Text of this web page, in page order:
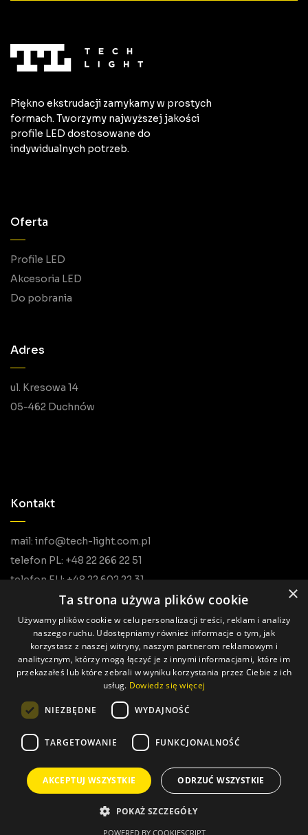
Piękno ekstrudacji zamykamy w prostych
formach. Tworzymy najwyższej jakości
profile LED dostosowane do
indywidualnych potrzeb.
Oferta
Profile LED
Akcesoria LED
Do pobrania
Adres
ul. Kresowa 14
05-462 Duchnów
Kontakt
mail: info@tech-light.com.pl
telefon PL: +48 22 266 22 51
telefon EU: +48 22 602 22 31
Wszystkie prawa zastrzeżone © Tech Light
Realizacja: Pageart
Polityka prywatności
×
Ta strona używa plików cookie
Używamy plików cookie w celu personalizacji treści, reklam i analizy
naszego ruchu. Udostępniamy również informacje o tym, jak
korzystasz z naszej witryny, naszym partnerom reklamowym i
analitycznym, którzy mogą łączyć je z innymi informacjami, które im
przekazałeś lub które zebrali w wyniku korzystania przez Ciebie z ich
usług. Dowiedz się więcej
NIEZBĘDNE WYDAJNOŚĆ
TARGETOWANIE FUNKCJONALNOŚĆ
AKCEPTUJ WSZYSTKIE ODRZUĆ WSZYSTKIE
POKAŻ SZCZEGÓŁY
POWERED BY COOKIESCRIPT